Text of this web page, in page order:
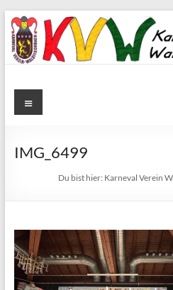
Zum
Inhalt
springen
Karneval
Waldfischbach
1954
Karneval
Verein
Waldfischbach
1954
Menü
IMG_6499
Du bist hier: Karneval Verein